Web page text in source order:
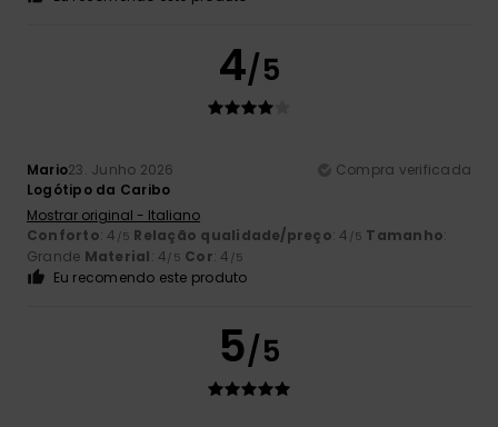
4/5
Mario23. Junho 2026
Compra verificada
Logótipo da Caribo
Mostrar original - Italiano
Conforto: 4 /5 Relação qualidade/preço: 4 /5 Tamanho:
Grande Material: 4/5 Cor: 4 /5
Eu recomendo este produto
5/5